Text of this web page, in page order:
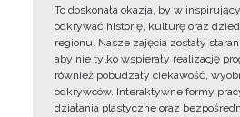
To doskonała okazja, by w
odkrywać historię, kulturę oraz
regionu. Nasze zajęcia zostały
aby nie tylko wspierały realizację
również pobudzały ciekawość,
odkrywców. Interaktywne formy
działania plastyczne oraz